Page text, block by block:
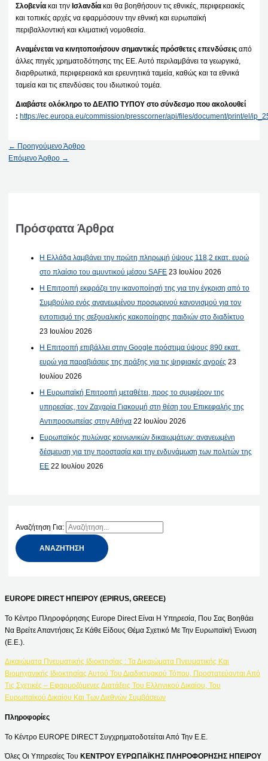
Σλοβενίακαι την Ισλανδία και θα βοηθήσουν τις εθνικές, περιφερειακές
και τοπικές αρχές να εφαρμόσουν την εθνική και ευρωπαϊκή
περιβαλλοντική και κλιματική νομοθεσία.
Αναμένεται να κινητοποιήσουν σημαντικές πρόσθετες επενδύσεις από
άλλες πηγές χρηματοδότησης της ΕΕ. Αυτό περιλαμβάνει τα γεωργικά,
διαρθρωτικά, περιφερειακά και ερευνητικά ταμεία, καθώς και τα εθνικά
ταμεία και τις επενδύσεις του ιδιωτικού τομέα.
Διαβάστε ολόκληρο το ΔΕΛΤΙΟ ΤΥΠΟΥ στο σύνδεσμο που ακολουθεί
: https://ec.europa.eu/commission/presscorner/api/files/document/print/el/
← Προηγούμενο Άρθρο
Επόμενο Άρθρο →
Πρόσφατα Άρθρα
Η Ελλάδα λαμβάνει την πρώτη πληρωμή ύψους 118,2 εκατ. ευρώ
στο πλαίσιο του αμυντικού μέσου SAFE 23 Ιουλίου 2026
Η Επιτροπή εκφράζει την ικανοποίησή της για την έγκριση από το
Συμβούλιο ενός ανανεωμένου προσωρινού κανονισμού για τον
εντοπισμό της σεξουαλικής κακοποίησης παιδιών στο διαδίκτυο
23 Ιουλίου 2026
Η Επιτροπή επιβάλλει στην Google πρόστιμα ύψους 890 εκατ.
ευρώ για παραβιάσεις της πράξης για τις ψηφιακές αγορές 23
Ιουλίου 2026
Η Ευρωπαϊκή Επιτροπή μεταθέτει, προς το συμφέρον της
υπηρεσίας, τον Ζαχαρία Γιακουμή στη θέση του Επικεφαλής της
Αντιπροσωπείας στην Αθήνα 22 Ιουλίου 2026
Ευρωπαϊκός πυλώνας κοινωνικών δικαιωμάτων: ανανεωμένη
δέσμευση για την προστασία και την ενδυνάμωση των πολιτών της
ΕΕ 22 Ιουλίου 2026
Αναζήτηση Για:
EUROPE DIRECT ΗΠΕΙΡΟΥ (EPIRUS, GREECE)
Το Κέντρο Πληροφόρησης Europe Direct Είναι Η Υπηρεσία, Που Σας Βοηθάει
Να Βρείτε Απαντήσεις Σε Κάθε Είδους Θέμα Σχετικό Με Την Ευρωπαϊκή Ένωση
(Ε.Ε.).
Δικαιώματα Πνευματικής Ιδιοκτησίας : Τα Δικαιώματα Πνευματικής Και
Βιομηχανικής Ιδιοκτησίας Αυτού Του Διαδικτυακού Τόπου, Προστατεύονται Από
Τις Σχετικές – Εφαρμοζόμενες Διατάξεις Του Ελληνικού Δικαίου, Του
Ευρωπαϊκού Δικαίου Και Των Διεθνών Συμβάσεων
Πληροφορίες
Το Κέντρο EUROPE DIRECT Συγχρηματοδοτείται Από Την Ε.Ε.
Όλες Οι Υπηρεσίες Του ΚΕΝΤΡΟΥ ΕΥΡΩΠΑΪΚΗΣ ΠΛΗΡΟΦΟΡΗΣΗΣ ΗΠΕΙΡΟΥ